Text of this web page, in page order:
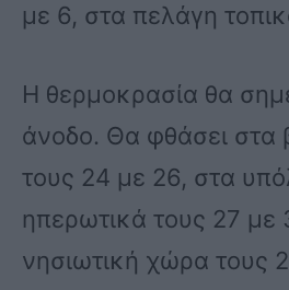
με 6, στα πελάγη
Η θερμοκρασία θα
άνοδο. Θα φθάσει στα
τους 24 με 26, στα
ηπερωτικά τους 27 με
νησιωτική χώρα τους